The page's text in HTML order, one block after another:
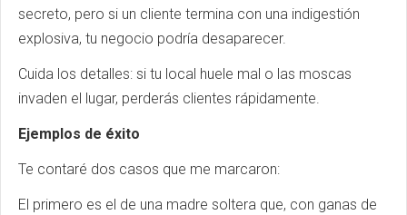
secreto, pero si un cliente termina con una indigestión
explosiva, tu negocio podría desaparecer.
Cuida los detalles: si tu local huele mal o las moscas
invaden el lugar, perderás clientes rápidamente.
Ejemplos de éxito
Te contaré dos casos que me marcaron:
El primero es el de una madre soltera que, con ganas de